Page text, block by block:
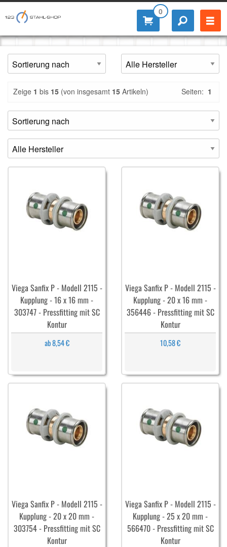
0
Zeige 1 bis 15 (von insgesamt 15 Artikeln) Seiten: 1
Viega Sanfix P - Modell 2115 -
Kupplung - 16 x 16 mm -
303747 - Pressfitting mit SC
Kontur
ab 8,54 €
Viega Sanfix P - Modell 2115 -
Kupplung - 20 x 16 mm -
356446 - Pressfitting mit SC
Kontur
10,58 €
Viega Sanfix P - Modell 2115 -
Kupplung - 20 x 20 mm -
303754 - Pressfitting mit SC
Kontur
Viega Sanfix P - Modell 2115 -
Kupplung - 25 x 20 mm -
566470 - Pressfitting mit SC
Kontur